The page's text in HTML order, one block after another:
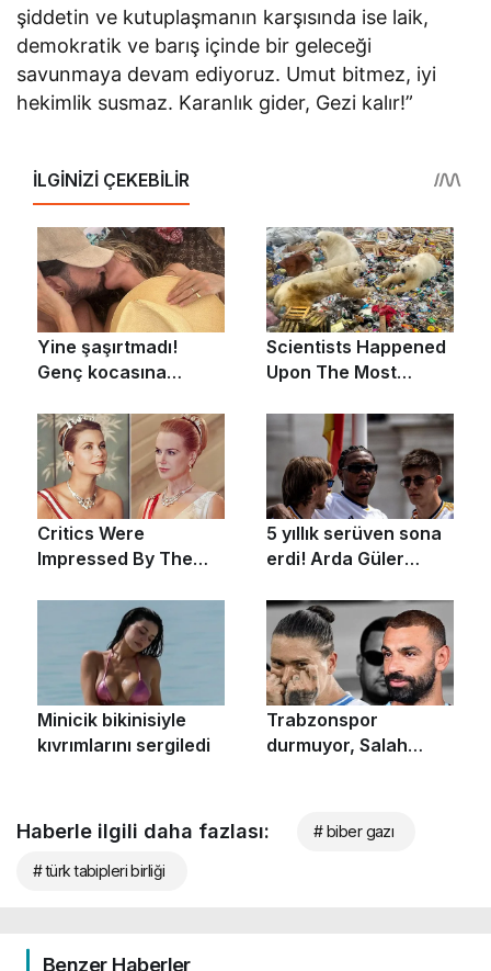
şiddetin ve kutuplaşmanın karşısında ise laik,
demokratik ve barış içinde bir geleceği
savunmaya devam ediyoruz. Umut bitmez, iyi
hekimlik susmaz. Karanlık gider, Gezi kalır!”
Haberle ilgili daha fazlası: # biber gazı
# türk tabipleri birliği
Benzer Haberler